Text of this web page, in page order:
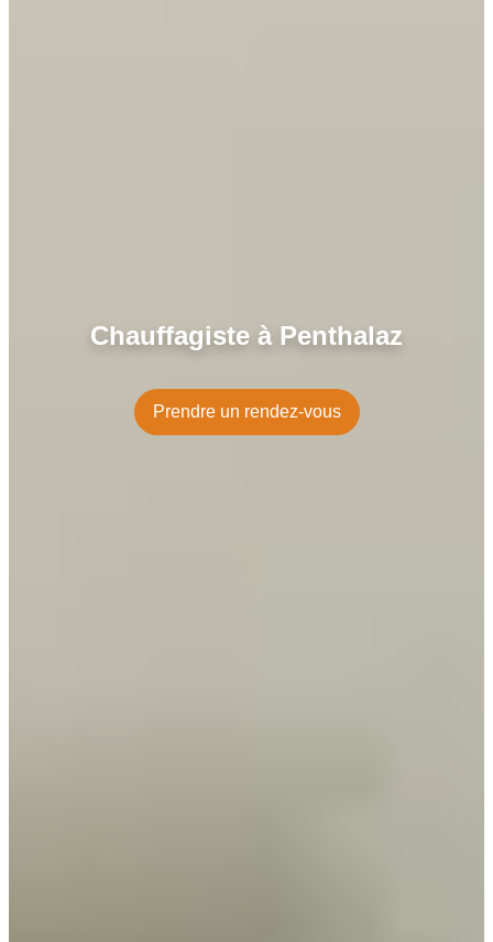
Chauffagiste à Penthalaz
Prendre un rendez-vous